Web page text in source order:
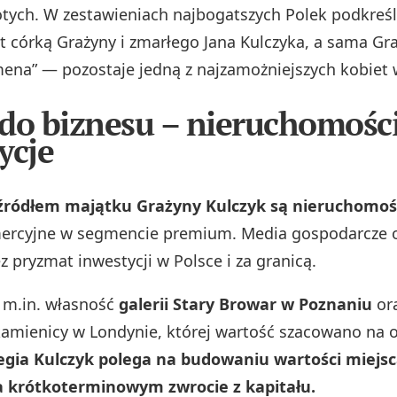
W zestawieniach najbogatszych Polek
Grażyny i zmarłego Jana Kulczyka, a sama
— pozostaje jedną z najzamożniejszych kobiet
biznesu –
majątku Grażyny Kulczyk są
w segmencie premium. Media gospodarcze
pryzmat inwestycji w Polsce i za granicą.
własność galerii Stary Browar w Poznaniu
w Londynie, której wartość szacowano na
Kulczyk polega na budowaniu wartości
krótkoterminowym zwrocie z kapitału.